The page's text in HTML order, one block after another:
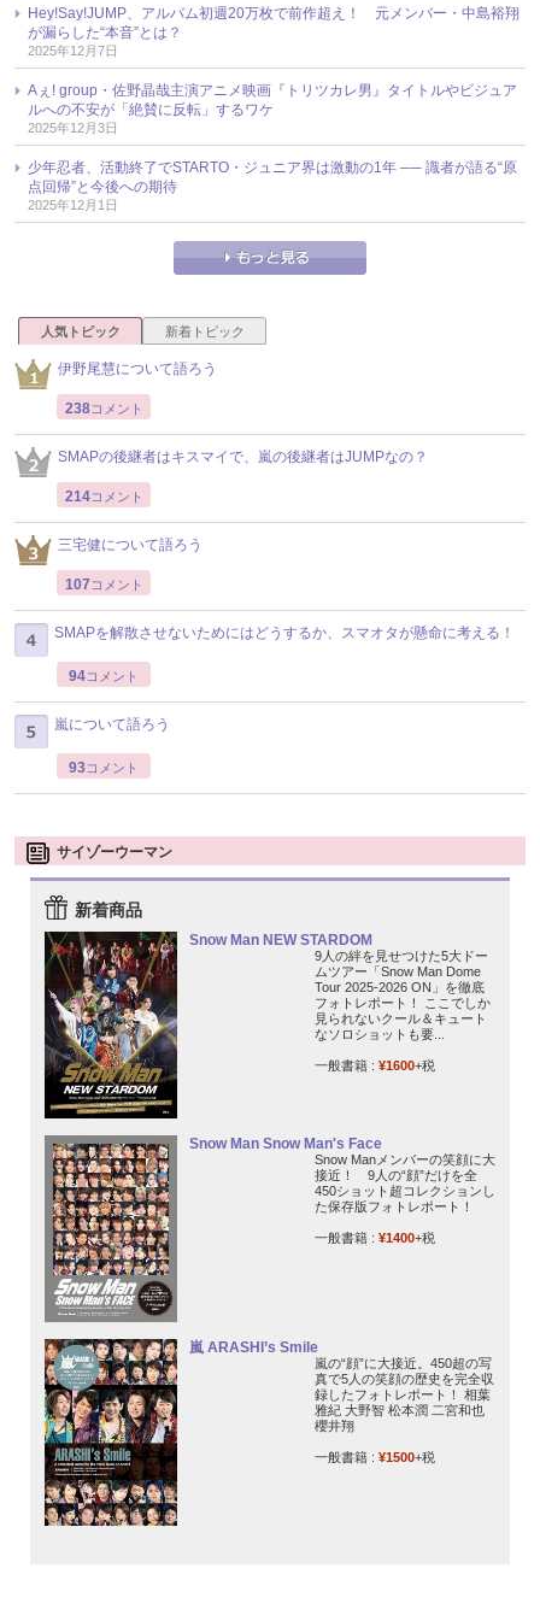
Hey!Say!JUMP、アルバム初週20万枚で前作超え！ 元メンバー・中島裕翔
が漏らした“本音”とは？
2025年12月7日
Aぇ! group・佐野晶哉主演アニメ映画『トリツカレ男』タイトルやビジュア
ルへの不安が「絶賛に反転」するワケ
2025年12月3日
少年忍者、活動終了でSTARTO・ジュニア界は激動の1年 ── 識者が語る“原
点回帰”と今後への期待
2025年12月1日
人気トピック 新着トピック
伊野尾慧について語ろう
238コメント
SMAPの後継者はキスマイで、嵐の後継者はJUMPなの？
214コメント
三宅健について語ろう
107 コメント
SMAPを解散させないためにはどうするか、スマオタが懸命に考える！
94コメント
嵐について語ろう
93コメント
サイゾーウーマン
新着商品
Snow Man NEW STARDOM
9人の絆を見せつけた5大ドー
ムツアー「Snow Man Dome
Tour 2025-2026 ON」を徹底
フォトレポート！ ここでしか
見られないクール＆キュート
なソロショットも要...
一般書籍 : ¥1600+税
Snow Man Snow Man's Face
Snow Manメンバーの笑顔に大
接近！ 9人の“顔”だけを全
450ショット超コレクションし
た保存版フォトレポート！
一般書籍 : ¥1400+税
嵐 ARASHI’s Smile
嵐の“顔”に大接近。450超の写
真で5人の笑顔の歴史を完全収
録したフォトレポート！ 相葉
雅紀 大野智 松本潤 二宮和也
櫻井翔
一般書籍 : ¥1500+税